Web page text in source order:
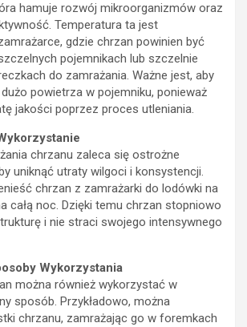
hamuje rozwój mikroorganizmów oraz
Temperatura ta jest
gdzie chrzan powinien być
pojemnikach lub szczelnie
do zamrażania. Ważne jest, aby
powietrza w pojemniku, ponieważ
jakości poprzez proces utleniania.
chrzanu zaleca się ostrożne
uniknąć utraty wilgoci i konsystencji.
chrzan z zamrażarki do lodówki na
całą noc. Dzięki temu chrzan stopniowo
i nie straci swojego intensywnego
Wykorzystania
można również wykorzystać w
sposób. Przykładowo, można
chrzanu, zamrażając go w foremkach